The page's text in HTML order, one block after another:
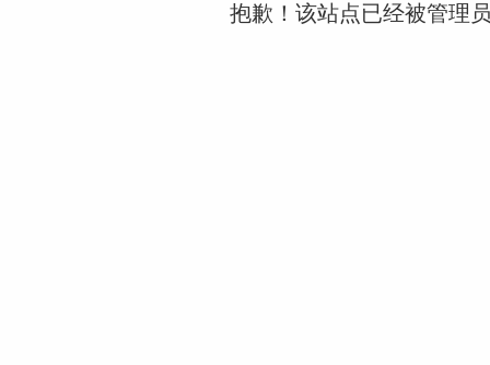
抱歉！该站点已经被管理